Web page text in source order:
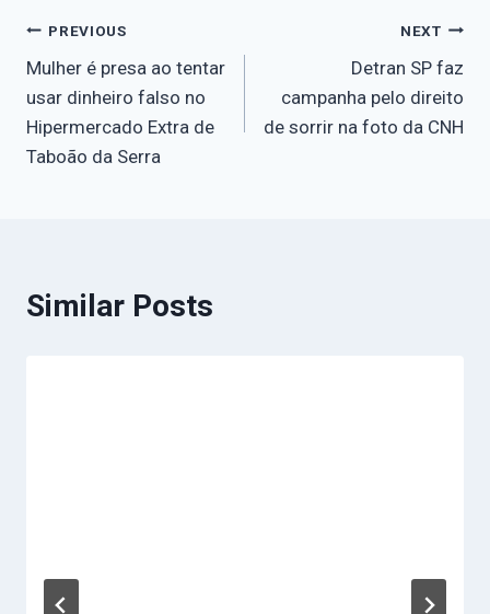
PREVIOUS
Mulher é presa ao tentar
usar dinheiro falso no
Hipermercado Extra de
Taboão da Serra
NEXT
Detran SP faz
campanha pelo direito
de sorrir na foto da CNH
Similar Posts